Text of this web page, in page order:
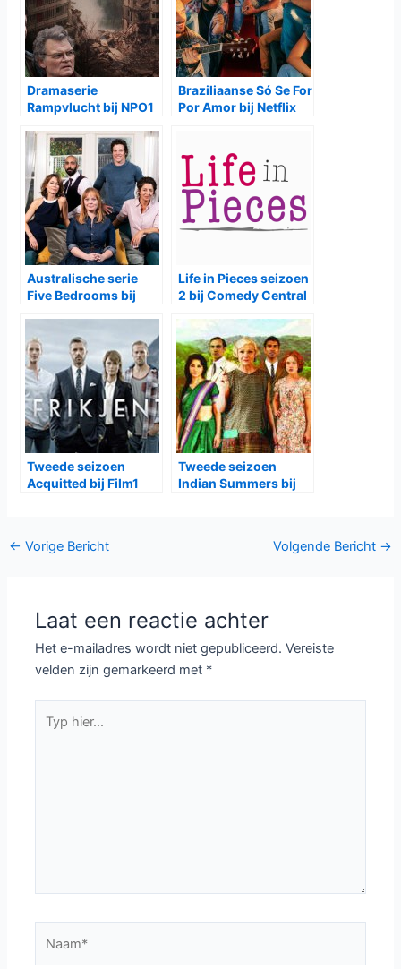
Dramaserie
Rampvlucht bij NPO1
Braziliaanse Só Se For
Por Amor bij Netflix
Australische serie
Five Bedrooms bij
Life in Pieces seizoen
2 bij Comedy Central
Tweede seizoen
Acquitted bij Film1
Tweede seizoen
Indian Summers bij
Bericht
← Vorige Bericht Volgende Bericht →
Laat een reactie achter
Het e-mailadres wordt niet gepubliceerd. Vereiste
velden zijn gemarkeerd met *
hier...